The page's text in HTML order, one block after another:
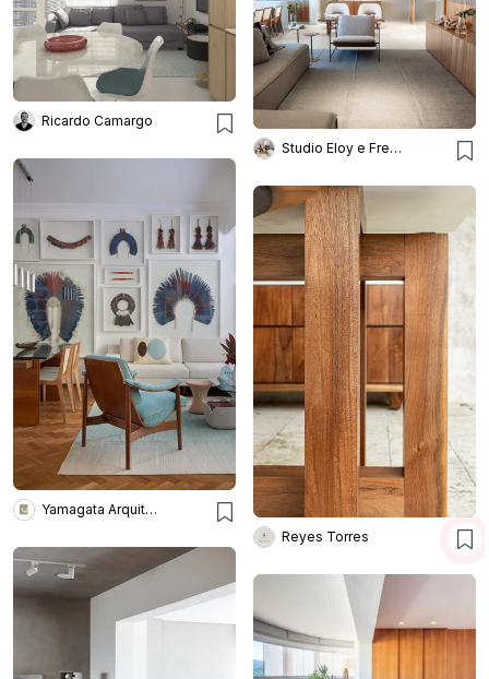
Ricardo Camargo
Studio Eloy e Freitas Arquitetura
Yamagata Arquitetura
Reyes Torres